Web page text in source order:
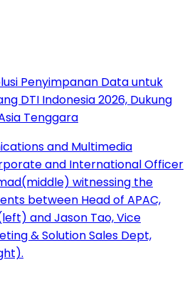
Penyimpanan Data untuk
DTI Indonesia 2026, Dukung
Tenggara